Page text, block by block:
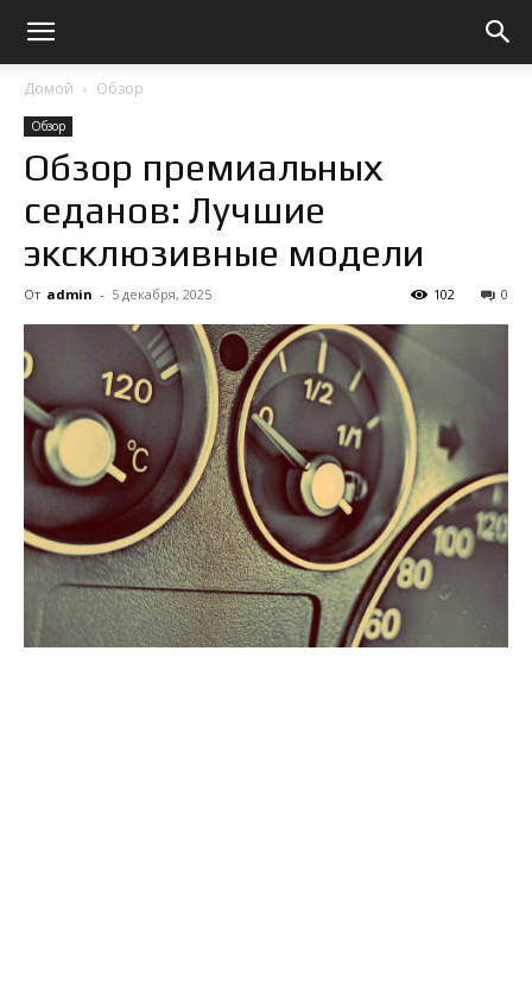
Домой Обзор
Обзор
Обзор премиальных
седанов: Лучшие
эксклюзивные модели
От admin - 5 декабря, 2025 0
102